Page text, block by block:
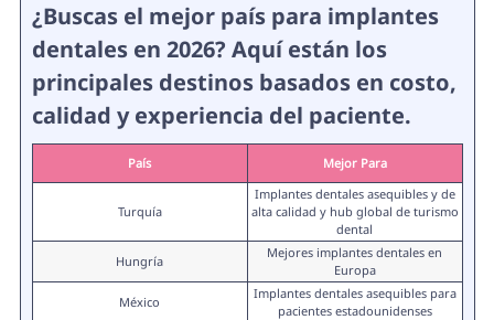
¿Buscas el mejor país para implantes
dentales en 2026? Aquí están los
principales destinos basados en costo,
calidad y experiencia del paciente.
País Mejor Para
Turquía
Implantes dentales asequibles y de
alta calidad y hub global de turismo
dental
Hungría
Mejores implantes dentales en
Europa
México
Implantes dentales asequibles para
pacientes estadounidenses